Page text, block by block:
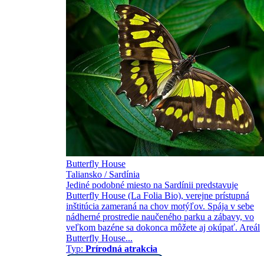
Butterfly House
Taliansko / Sardínia
Jediné podobné miesto na Sardínii predstavuje
Butterfly House (La Folia Bio), verejne prístupná
inštitúcia zameraná na chov motýľov. Spája v sebe
nádherné prostredie naučeného parku a zábavy, vo
veľkom bazéne sa dokonca môžete aj okúpať. Areál
Butterfly House...
Typ: Prírodná atrakcia